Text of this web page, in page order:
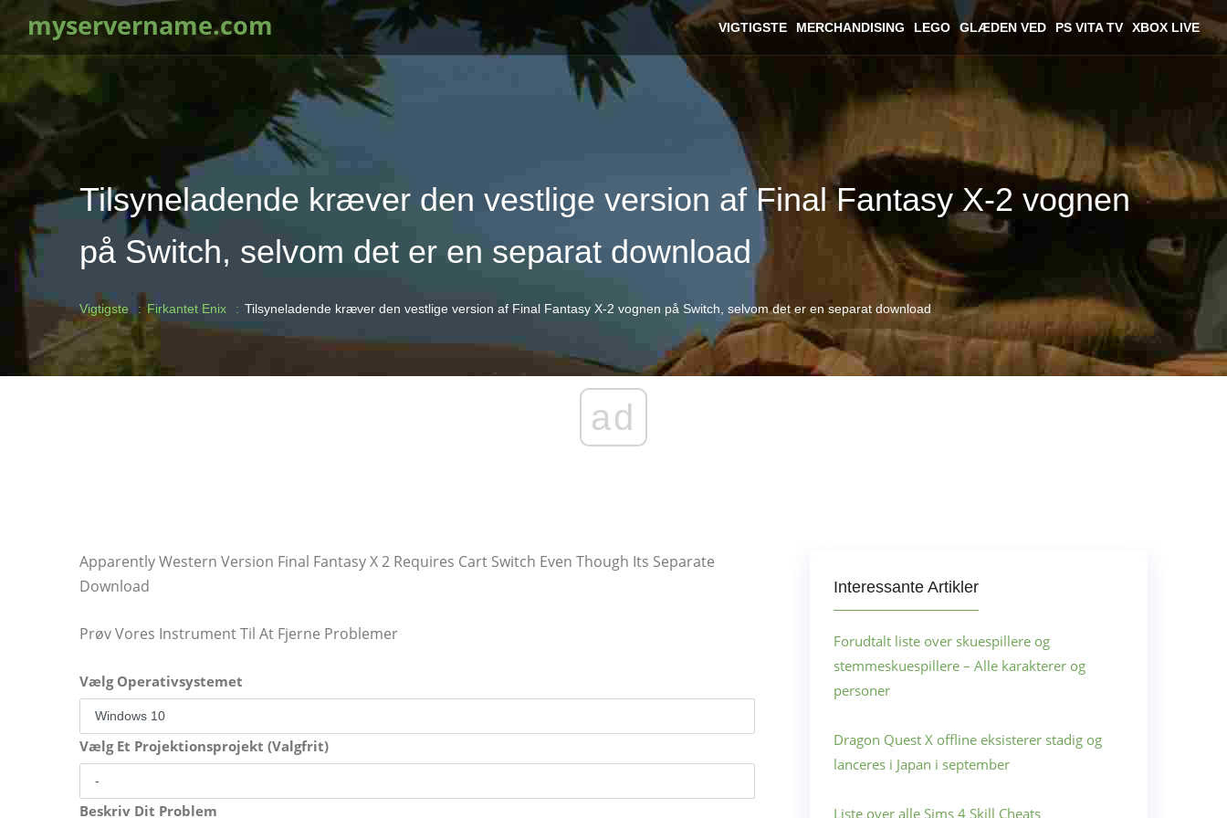
myservername.com VIGTIGSTE MERCHANDISING LEGO GLÆDEN VED PS VITA TV XBOX LIVE
Tilsyneladende kræver den vestlige version af Final Fantasy X-2 vognen
på Switch, selvom det er en separat download
Vigtigste Firkantet Enix Tilsyneladende kræver den vestlige version af Final Fantasy X-2 vognen på Switch, selvom det er en separat download
ad
Apparently Western Version Final Fantasy X 2 Requires Cart Switch Even Though Its Separate
Download
Prøv Vores Instrument Til At Fjerne Problemer
Vælg Operativsystemet
Vælg Et Projektionsprojekt (Valgfrit)
Beskriv Dit Problem
Interessante Artikler
Forudtalt liste over skuespillere og
stemmeskuespillere – Alle karakterer og
personer
Dragon Quest X offline eksisterer stadig og
lanceres i Japan i september
Liste over alle Sims 4 Skill Cheats